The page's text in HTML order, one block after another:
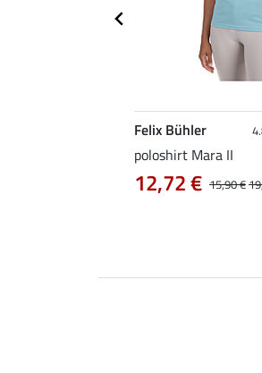
Felix Bühler
poloshirt Mara II
15,90 €
12,72 €